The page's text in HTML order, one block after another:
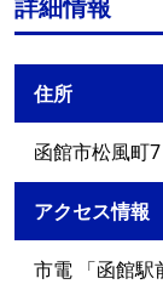
詳細情報
住所
函館市松風
アクセス情報
市電 「函館